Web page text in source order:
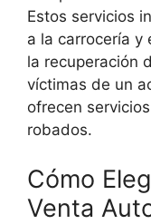
Estos servicios
a la carrocería y
la recuperación
víctimas de un
ofrecen
robados.
Cómo
Venta